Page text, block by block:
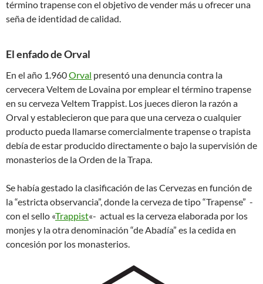
término trapense con el objetivo de vender más u ofrecer una
seña de identidad de calidad.
El enfado de Orval
En el año 1.960Orval presentó una denuncia contra la
cervecera Veltem de Lovaina por emplear el término trapense
en su cerveza Veltem Trappist. Los jueces dieron la razón a
Orval y establecieron que para que una cerveza o cualquier
producto pueda llamarse comercialmente trapense o trapista
debía de estar producido directamente o bajo la supervisión de
monasterios de la Orden de la Trapa.
Se había gestado la clasificación de las Cervezas en función de
la “estricta observancia”, donde la cerveza de tipo “Trapense” -
con el sello «Trappist«- actual es la cerveza elaborada por los
monjes y la otra denominación “de Abadía” es la cedida en
concesión por los monasterios.